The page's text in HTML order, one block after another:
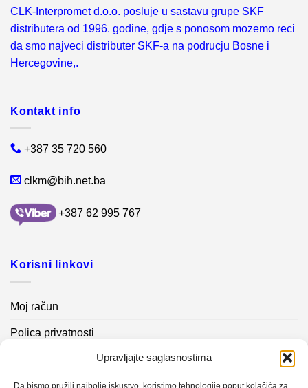
Upravljajte saglasnostima
CLK-Interpromet d.o.o. posluje u sastavu grupe SKF
distributera od 1996. godine, gdje s ponosom mozemo reci
da smo najveci distributer SKF-a na podrucju Bosne i
Hercegovine,.
Kontakt info
+387 35 720 560
clkm@bih.net.ba
+387 62 995 767
Korisni linkovi
Moj račun
Polica privatnosti
Kontakt info